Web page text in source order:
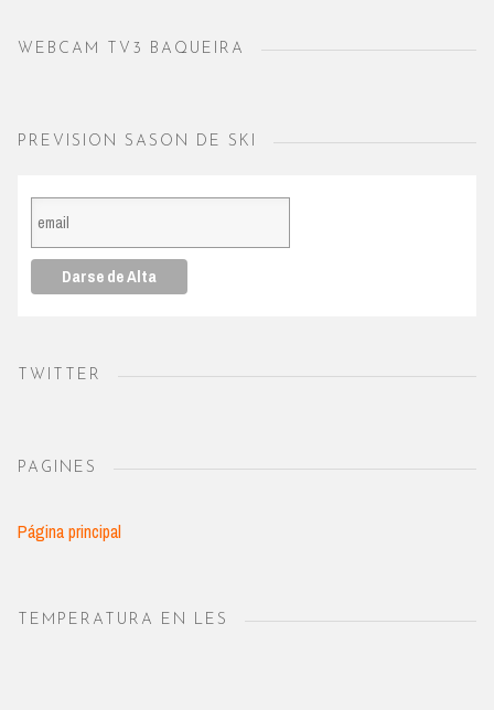
WEBCAM TV3 BAQUEIRA
PREVISION SASON DE SKI
TWITTER
PAGINES
Página principal
TEMPERATURA EN LES